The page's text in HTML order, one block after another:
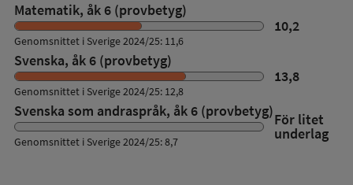
Matematik, åk 6 (provbetyg)
10,2
Genomsnittet i Sverige 2024/25: 11,6
Svenska, åk 6 (provbetyg)
13,8
Genomsnittet i Sverige 2024/25: 12,8
Svenska som andraspråk, åk 6 (provbetyg)För litet
underlag
Genomsnittet i Sverige 2024/25: 8,7